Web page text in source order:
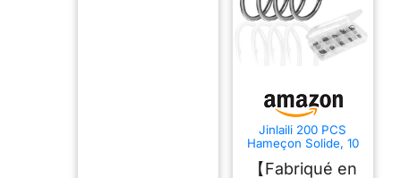
Jinlaili 200 PCS
Hameçon Solide, 10
Pêche Durable,
【Fabriqué en